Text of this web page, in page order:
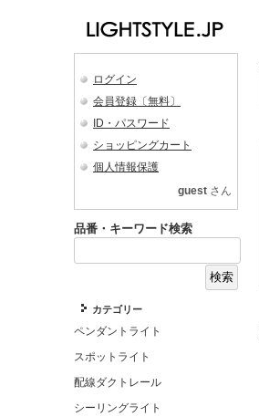
ログイン
会員登録〔無料〕
ID・パスワード
ショッピングカート
個人情報保護
guest さん
品番・キーワード検索
カテゴリー
ペンダントライト
スポットライト
配線ダクトレール
シーリングライト